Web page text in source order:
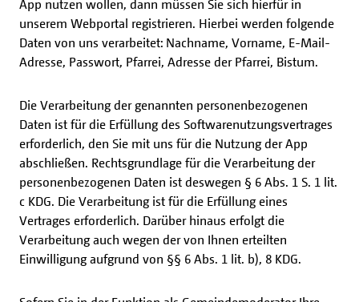
App nutzen wollen, dann müssen Sie sich hierfür in
unserem Webportal registrieren. Hierbei werden folgende
Daten von uns verarbeitet: Nachname, Vorname, E-Mail-
Adresse, Passwort, Pfarrei, Adresse der Pfarrei, Bistum.
Die Verarbeitung der genannten personenbezogenen
Daten ist für die Erfüllung des Softwarenutzungsvertrages
erforderlich, den Sie mit uns für die Nutzung der App
abschließen. Rechtsgrundlage für die Verarbeitung der
personenbezogenen Daten ist deswegen § 6 Abs. 1 S. 1 lit.
c KDG. Die Verarbeitung ist für die Erfüllung eines
Vertrages erforderlich. Darüber hinaus erfolgt die
Verarbeitung auch wegen der von Ihnen erteilten
Einwilligung aufgrund von §§ 6 Abs. 1 lit. b), 8 KDG.